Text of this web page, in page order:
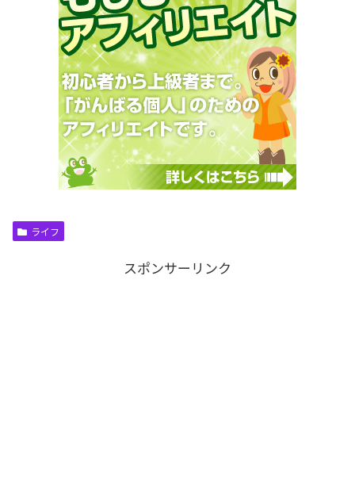
ライフ
スポンサーリンク